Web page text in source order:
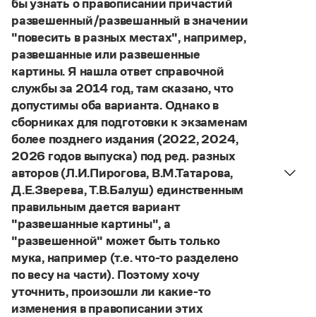
Словари русского языка как государственного
Справочники
Правила русской орфографии и пунктуации
Русский язык. Краткий теоретический курс
для школьников
Письмовник
Справочник по пунктуации
Словарь-справочник трудностей
Справочник по фразеологии
Азбучные истины
Словарь-справочник непростые слова
Все справочники портала
Журнал
Новости и события
Управление в русском языке
Словарь русских имён
Словарь методических терминов
Правила русской орфографии и пунктуации
(1956)
бы узнать о правописании причастий
развешенный/развешанный в значении
"повесить в разных местах", например,
развешанные или развешенные
картины. Я нашла ответ справочной
службы за 2014 год, там сказано, что
допустимы оба варианта. Однако в
сборниках для подготовки к экзаменам
более позднего издания (2022, 2024,
2026 годов выпуска) под ред. разных
авторов (Л.И.Пирогова, В.М.Татарова,
Д.Е.Зверева, Т.В.Балуш) единственным
правильным дается вариант
"развешанные картины", а
"развешенной" может быть только
мука, например (т.е. что-то разделено
по весу на части). Поэтому хочу
уточнить, произошли ли какие-то
изменения в правописании этих